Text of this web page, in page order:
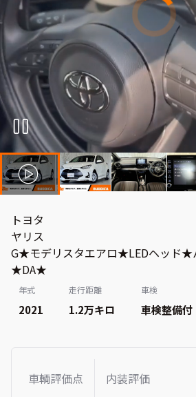
トヨタ
ヤリス
G★モデリスタエアロ★LEDヘッド★
★DA★
年式
2021
走行距離
1.2万キロ
車検
車検整備付
車輌評価点 内装評価